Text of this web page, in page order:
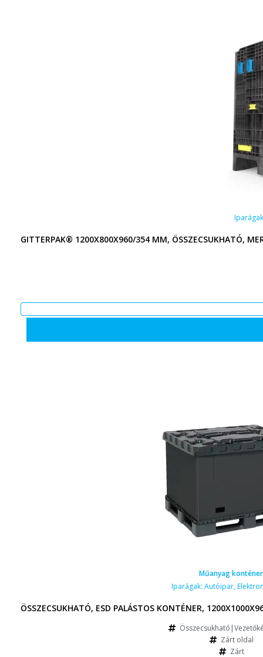
GITTERPAK® 1200X800X960/354 MM, ÖSSZECSUKHATÓ,
Műanyag konténer
Iparágak: Autóipar,
ÖSSZECSUKHATÓ, ESD PALÁSTOS KONTÉNER,
Zárt oldal
Zárt